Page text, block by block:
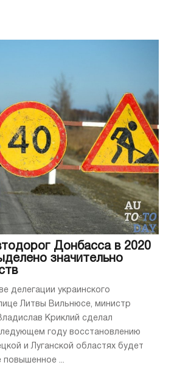
Донбасса в 2020
значительно
делегации украинского
Литвы Вильнюсе, министр
Криклий сделал
году восстановлению
и Луганской областях будет
повышенное ...